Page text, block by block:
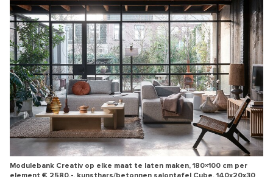
Modulebank Creativ op elke maat te laten maken, 180×100 cm per